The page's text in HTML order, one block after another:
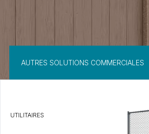
AUTRES SOLUTIONS COMMERCIALES
UTILITAIRES